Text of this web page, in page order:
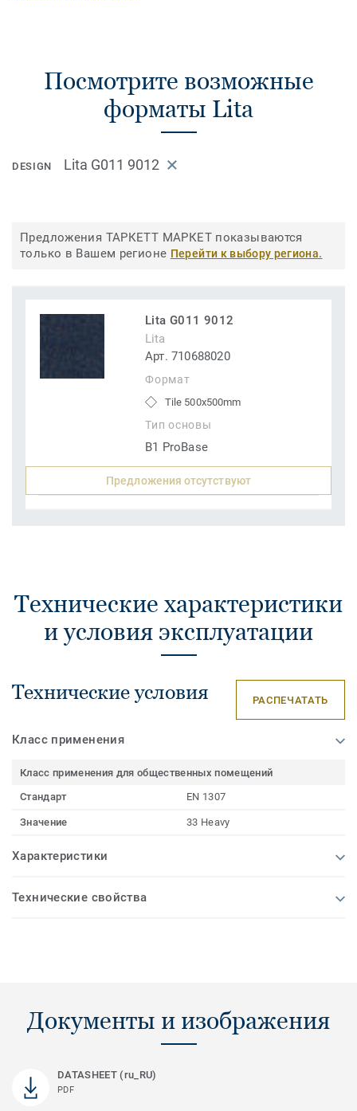
Посмотрите возможные
форматы Lita
DESIGN Lita G011 9012
Предложения ТАРКЕТТ МАРКЕТ показываются
только в Вашем регионе Перейти к выбору региона.
Lita G011 9012
Lita
Арт. 710688020
Формат
Tile 500x500mm
Тип основы
B1 ProBase
Предложения отсутствуют
Технические характеристики
и условия эксплуатации
Технические условия РАСПЕЧАТАТЬ
Класс применения
Класс применения для общественных помещений
Стандарт
EN 1307
Значение 33 Heavy
Характеристики
Технические свойства
Документы и изображения
DATASHEET (ru_RU)
PDF